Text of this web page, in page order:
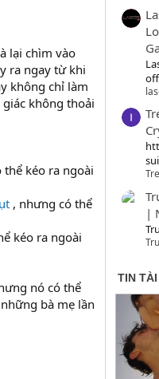
lại chìm vào
ra ngay từ khi
không chỉ làm
không thoải
kéo ra ngoài
, nhưng có thể
kéo ra ngoài
nó có thể
bà mẹ lần
|